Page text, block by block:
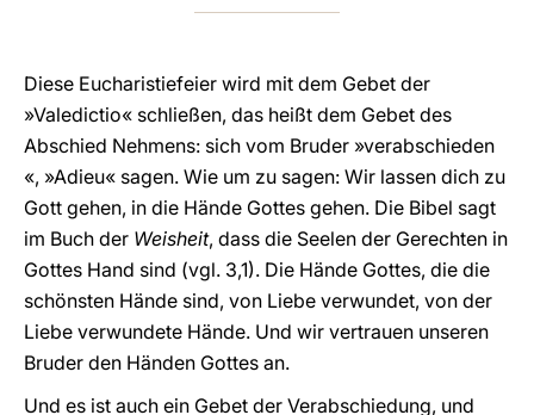
Diese Eucharistiefeier wird mit dem Gebet der
»Valedictio« schließen, das heißt dem Gebet des
Abschied Nehmens: sich vom Bruder »verabschieden
«, »Adieu« sagen. Wie um zu sagen: Wir lassen dich zu
Gott gehen, in die Hände Gottes gehen. Die Bibel sagt
im Buch der Weisheit, dass die Seelen der Gerechten in
Gottes Hand sind (vgl. 3,1). Die Hände Gottes, die die
schönsten Hände sind, von Liebe verwundet, von der
Liebe verwundete Hände. Und wir vertrauen unseren
Bruder den Händen Gottes an.
Und es ist auch ein Gebet der Verabschiedung, und